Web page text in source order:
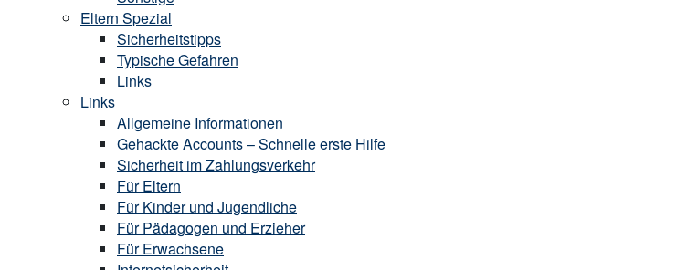
Eltern Spezial
Sicherheitstipps
Typische Gefahren
Links
Links
Allgemeine Informationen
Gehackte Accounts – Schnelle erste Hilfe
Sicherheit im Zahlungsverkehr
Für Eltern
Für Kinder und Jugendliche
Für Pädagogen und Erzieher
Für Erwachsene